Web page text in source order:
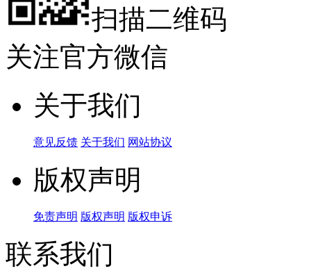
扫描二维码
关注官方微信
关于我们
意见反馈 关于我们 网站协议
版权声明
免责声明 版权声明 版权申诉
联系我们